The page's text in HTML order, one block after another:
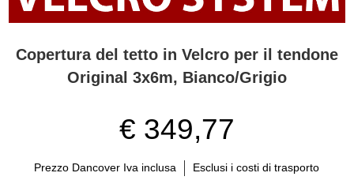
Copertura del tetto in Velcro per il tendone
Original 3x6m, Bianco/Grigio
€ 349,77
Prezzo Dancover Iva inclusa Esclusi i costi di trasporto